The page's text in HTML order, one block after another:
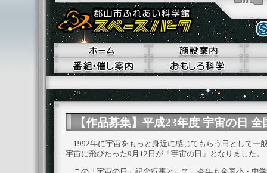
【作品募集】平成23年度 宇宙の日
1992年に宇宙をもっと身近に感じてもらう日として一
宇宙に飛びたった9月12日が「宇宙の日」となりました。